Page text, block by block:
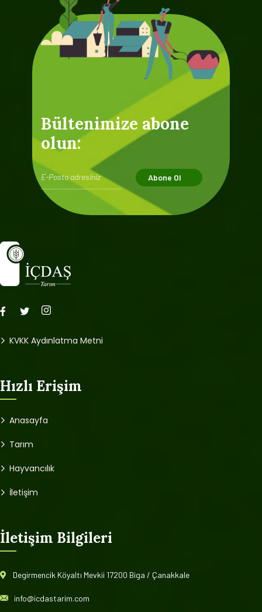
Bültenimize abone
olun:
Abone Ol
KVKK Aydınlatma Metni
Hızlı Erişim
Anasayfa
Tarım
Hayvancılık
İletişim
İletişim Bilgileri
Degirmencik Köyaltı Mevkii 17200 Biga / Çanakkale
info@icdastarim.com